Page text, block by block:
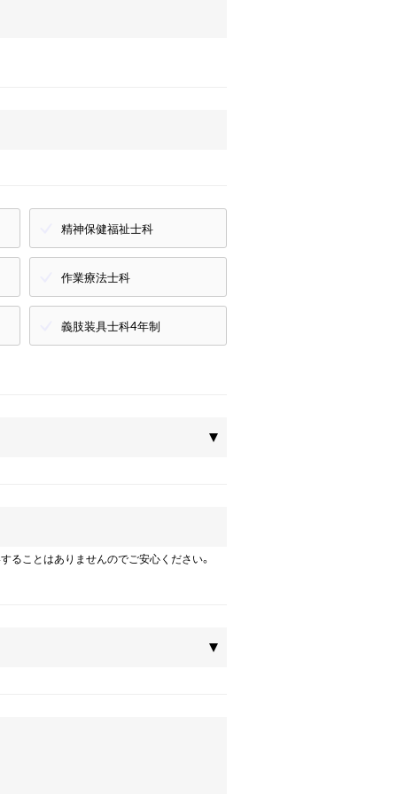
精神保健福祉士科
作業療法士科
義肢装具士科4年制
ることはありませんのでご安心ください。